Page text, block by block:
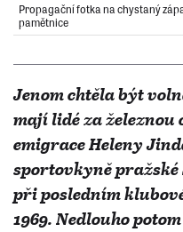
Propagační fotka na chystaný
pamětnice
Jenom chtěla být
mají lidé za
emigrace Heleny
sportovkyně pražské
při posledním
1969. Nedlouho